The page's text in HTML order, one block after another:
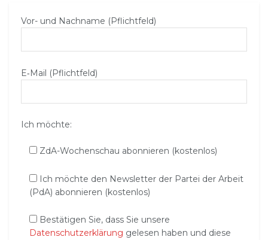
Vor- und Nachname (Pflichtfeld)
E‑Mail (Pflichtfeld)
Ich möchte:
ZdA-Wochenschau abonnieren (kostenlos)
Ich möchte den Newsletter der Partei der Arbeit
(PdA) abonnieren (kostenlos)
Bestätigen Sie, dass Sie unsere
Datenschutzerklärung gelesen haben und diese